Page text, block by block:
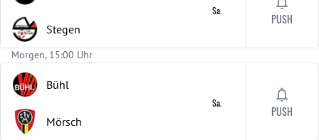
Stegen
Sa.
PUSH
Morgen, 15:00 Uhr
Bühl
Mörsch
Sa.
PUSH